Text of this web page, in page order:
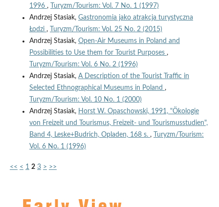
1996 ,
Turyzm/Tourism: Vol. 7 No. 1 (1997)
Andrzej Stasiak, Gastronomia jako atrakcja turystyczna
Łodzi ,
Turyzm/Tourism: Vol. 25 No. 2 (2015)
Andrzej Stasiak, Open-Air Museums in Poland and
Possibilities to Use them for Tourist Purposes ,
Turyzm/Tourism: Vol. 6 No. 2 (1996)
Andrzej Stasiak, A Description of the Tourist Traffic in
Selected Ethnographical Museums in Poland ,
Turyzm/Tourism: Vol. 10 No. 1 (2000)
Andrzej Stasiak, Horst W. Opaschowski, 1991, "Ökologie
von Freizeit und Tourismus, Freizeit- und Tourismusstudien",
Band 4, Leske+Budrich, Opladen, 168 s. ,
Turyzm/Tourism:
Vol. 6 No. 1 (1996)
<< < 1 2 3 > >>